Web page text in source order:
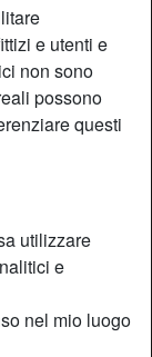
e utenti e
non sono
possono
questi
utilizzare
e
nel mio luogo
adesso